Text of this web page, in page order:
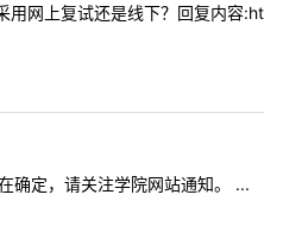
网上复试还是线下？回复内容:ht
确定，请关注学院网站通知。 ...